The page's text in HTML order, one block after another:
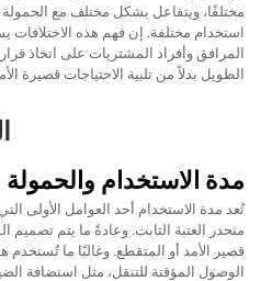
مختلفًا، ويتفاعل بشكل مختلف مع الحمولة
استخدام مختلفة. إن فهم هذه
المرافق وأفراد المشتريات على اتخاذ
الطويل بدلاً من تلبية الاحتياجات قصيرة
مدة الاستخدام والحمولة
تُعد مدة الاستخدام أحد العوامل الأولى
منحدر العتبة الثابت. وعادةً ما يتم تصميم
قصير الأمد أو المتقطع. وغالبًا ما تُستخدم
الوصول المؤقتة للتنقل، مثل استضافة